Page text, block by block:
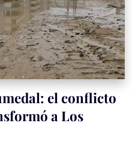
el conflicto
a Los